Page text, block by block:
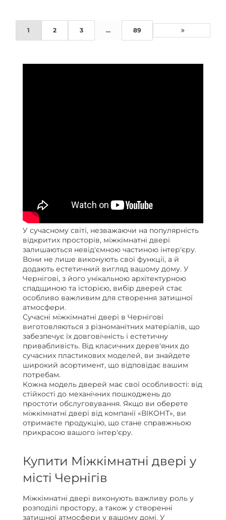
1 2 3 ... 89
У сучасному світі, незважаючи на популярність
відкритих просторів, міжкімнатні двері
залишаються невід'ємною частиною інтер'єру.
Вони не лише виконують свої функції, а й
додають естетичний вигляд вашому дому. У
Чернігові, з його унікальною архітектурною
спадщиною та історією, вибір дверей стає
особливо важливим для створення затишної
атмосфери.
Сучасні міжкімнатні двері в Чернігові
виготовляються з різноманітних матеріалів, що
забезпечує їх довговічність і естетичну
привабливість. Від класичних дерев'яних до
сучасних пластикових моделей, ви знайдете
широкий асортимент, що відповідає вашим
потребам.
Кожна модель дверей має свої особливості: від
стійкості до механічних пошкоджень до
простоти обслуговування. Якщо ви оберете
міжкімнатні двері від компанії «ВІКОНТ», ви
отримаєте продукцію, що стане справжньою
прикрасою вашого інтер'єру.
Купити Міжкімнатні двері у
місті Чернігів
Міжкімнатні двері виконують важливу роль у
розподілі простору, а також у створенні
затишної атмосфери у вашому домі. У